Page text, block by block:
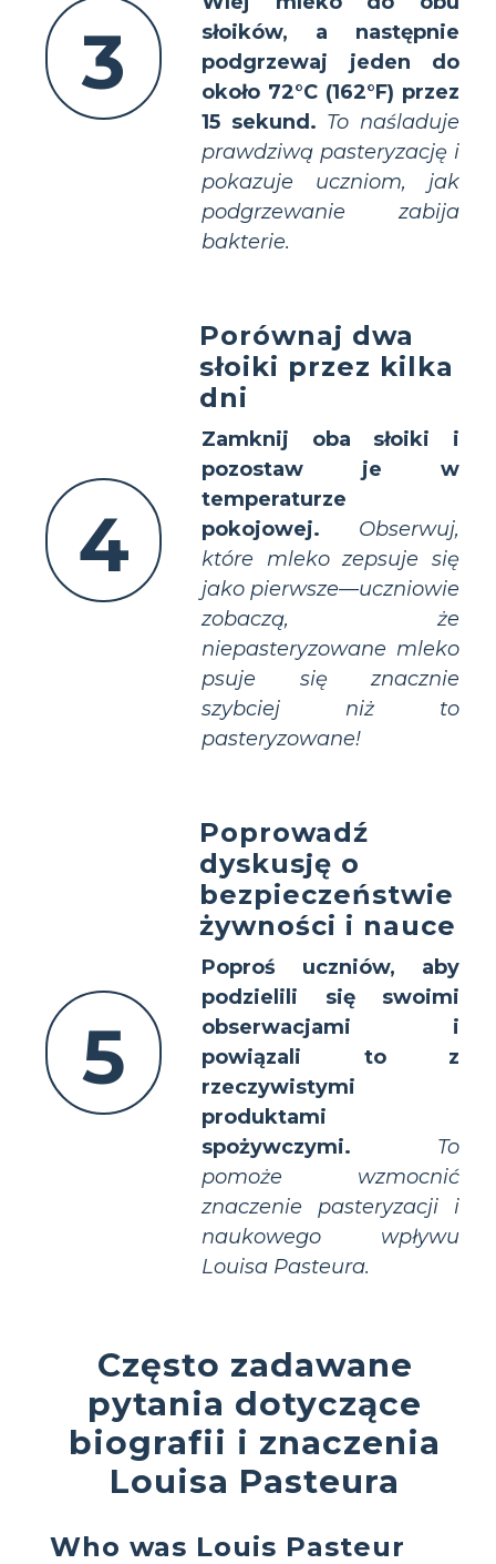
3
słoików, a następnie
podgrzewaj jeden do
około 72°C (162°F) przez
15 sekund. To naśladuje
prawdziwą pasteryzację i
pokazuje uczniom, jak
podgrzewanie zabija
bakterie.
4
Porównaj dwa
słoiki przez kilka
dni
Zamknij oba słoiki i
pozostaw je w
temperaturze
pokojowej.
Obserwuj,
które mleko zepsuje się
jako pierwsze—uczniowie
zobaczą, że
niepasteryzowane mleko
psuje się znacznie
szybciej niż to
pasteryzowane!
5
Poprowadź
dyskusję o
bezpieczeństwie
żywności i nauce
Poproś uczniów, aby
podzielili się swoimi
obserwacjami i
powiązali to z
rzeczywistymi
produktami
spożywczymi.
To
pomoże wzmocnić
znaczenie pasteryzacji i
naukowego wpływu
Louisa Pasteura.
Często zadawane
pytania dotyczące
biografii i znaczenia
Louisa Pasteura
Who was Louis Pasteur